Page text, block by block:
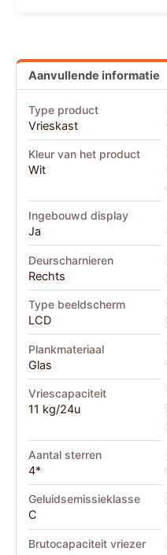
Aanvullende informatie
Type product
Vrieskast
Kleur van het product
Wit
Ingebouwd display
Ja
Deurscharnieren
Rechts
Type beeldscherm
LCD
Plankmateriaal
Glas
Vriescapaciteit
11 kg/24u
Aantal sterren
4*
Geluidsemissieklasse
C
Brutocapaciteit vriezer